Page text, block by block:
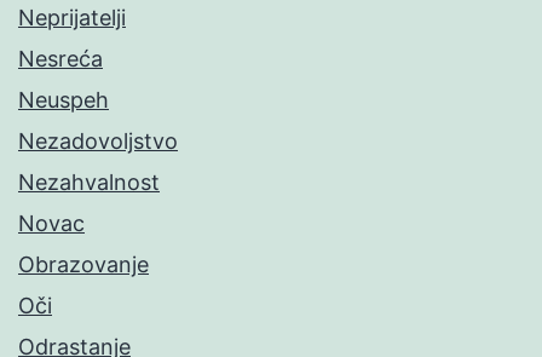
Neprijatelji
Nesreća
Neuspeh
Nezadovoljstvo
Nezahvalnost
Novac
Obrazovanje
Oči
Odrastanje